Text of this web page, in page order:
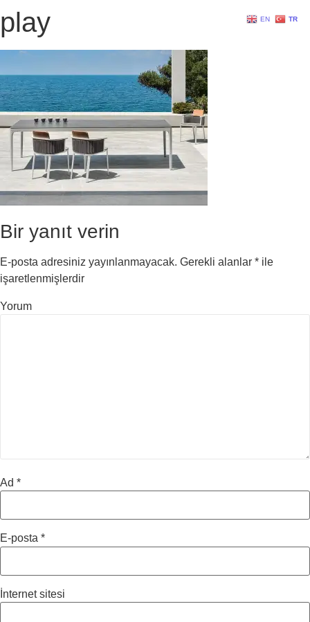
play
Bir yanıt verin
E-posta adresiniz yayınlanmayacak. Gerekli alanlar * ile
işaretlenmişlerdir
Yorum
Ad *
E-posta *
İnternet sitesi
EN TR